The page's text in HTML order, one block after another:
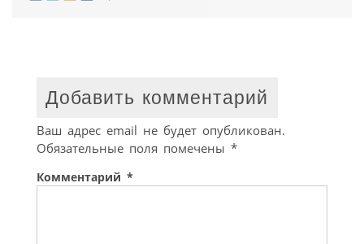
Добавить комментарий
Ваш адрес email не будет опубликован.
Обязательные поля помечены *
Комментарий *